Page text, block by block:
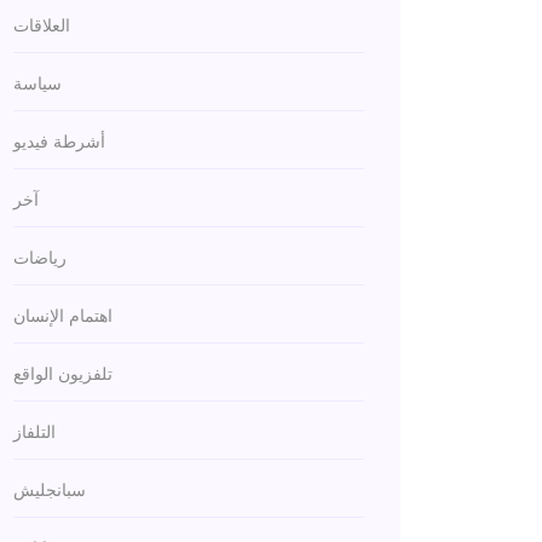
العلاقات
سياسة
أشرطة فيديو
آخر
رياضات
اهتمام الإنسان
تلفزيون الواقع
التلفاز
سبانجليش